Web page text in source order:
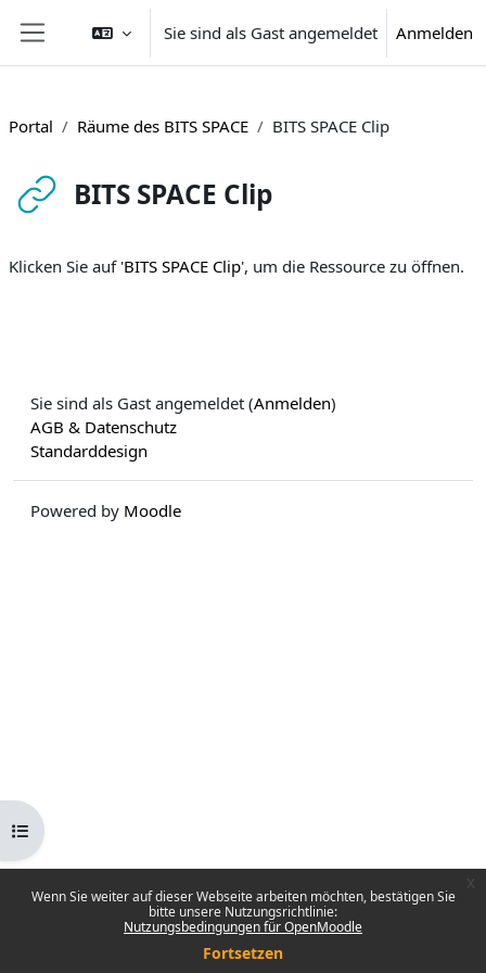
Wenn Sie weiter auf dieser Webseite arbeiten möchten, bestätigen Sie
bitte unsere Nutzungsrichtlinie:
Nutzungsbedingungen für OpenMoodle
Fortsetzen
Website-Übersicht
Sie sind als Gast angemeldet Anmelden
Kursindex öffnen
Portal Räume des BITS SPACE BITS SPACE Clip
BITS SPACE Clip
Klicken Sie auf 'BITS SPACE Clip', um die Ressource zu öffnen.
Sie sind als Gast angemeldet (Anmelden)
AGB & Datenschutz
Standarddesign
Powered by Moodle